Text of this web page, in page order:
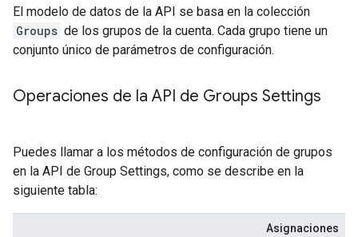
El modelo de datos de la API se basa en la colección
Groups de los grupos de la cuenta. Cada grupo tiene un
conjunto único de parámetros de configuración.
Operaciones de la API de Groups Settings
Puedes llamar a los métodos de configuración de grupos
en la API de Group Settings, como se describe en la
siguiente tabla:
Asignaciones